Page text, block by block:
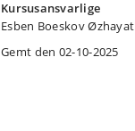
Kursusansvarlige
Esben Boeskov Øzhayat
Gemt den 02-10-2025